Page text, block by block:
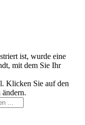
ist, wurde eine
mit dem Sie Ihr
Klicken Sie auf den